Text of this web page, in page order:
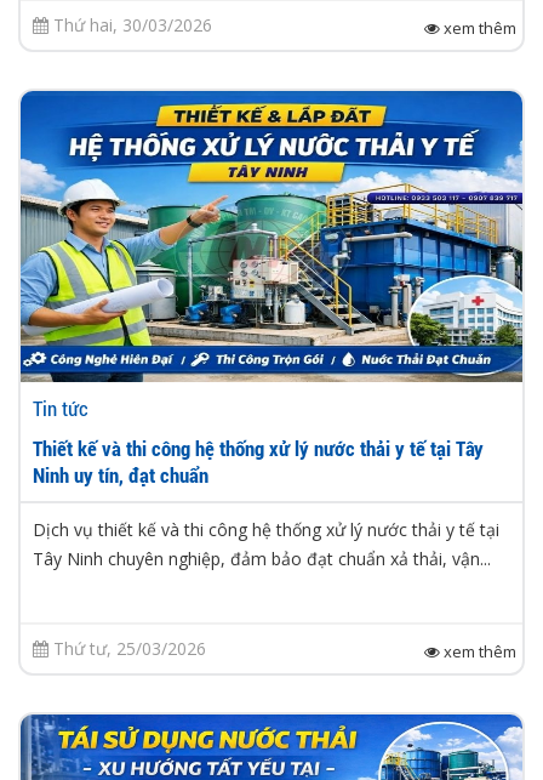
Thứ hai, 30/03/2026 xem thêm
Tin tức
Thiết kế và thi công hệ thống xử lý nước thải y tế tại Tây
Ninh uy tín, đạt chuẩn
Dịch vụ thiết kế và thi công hệ thống xử lý nước thải y tế tại
Tây Ninh chuyên nghiệp, đảm bảo đạt chuẩn xả thải, vận...
Thứ tư, 25/03/2026 xem thêm